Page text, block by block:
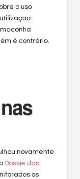
o uso
é contrário.
novamente
Dossiê das
os